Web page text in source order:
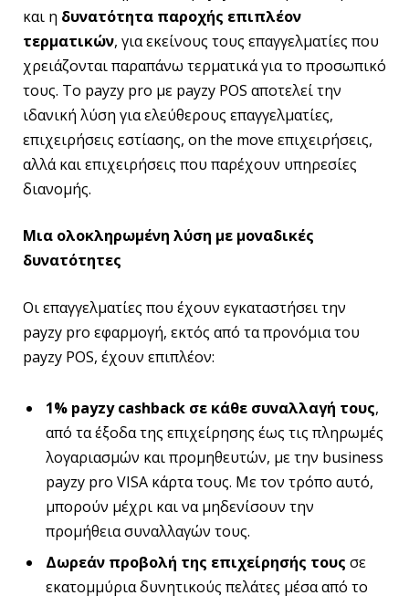
και η δυνατότητα παροχής επιπλέον
τερματικών, για εκείνους τους επαγγελματίες που
χρειάζονται παραπάνω τερματικά για το προσωπικό
τους. Το payzy pro με payzy POS αποτελεί την
ιδανική λύση για ελεύθερους επαγγελματίες,
επιχειρήσεις εστίασης, οn the move επιχειρήσεις,
αλλά και επιχειρήσεις που παρέχουν υπηρεσίες
διανομής.
Μια ολοκληρωμένη λύση με μοναδικές
δυνατότητες
Οι επαγγελματίες που έχουν εγκαταστήσει την
payzy pro εφαρμογή, εκτός από τα προνόμια του
payzy POS, έχουν επιπλέον:
1% payzy cashback σε κάθε συναλλαγή τους,
από τα έξοδα της επιχείρησης έως τις πληρωμές
λογαριασμών και προμηθευτών, με την business
payzy pro VISA κάρτα τους. Με τον τρόπο αυτό,
μπορούν μέχρι και να μηδενίσουν την
προμήθεια συναλλαγών τους.
Δωρεάν προβολή της επιχείρησής τους σε
εκατομμύρια δυνητικούς πελάτες μέσα από το